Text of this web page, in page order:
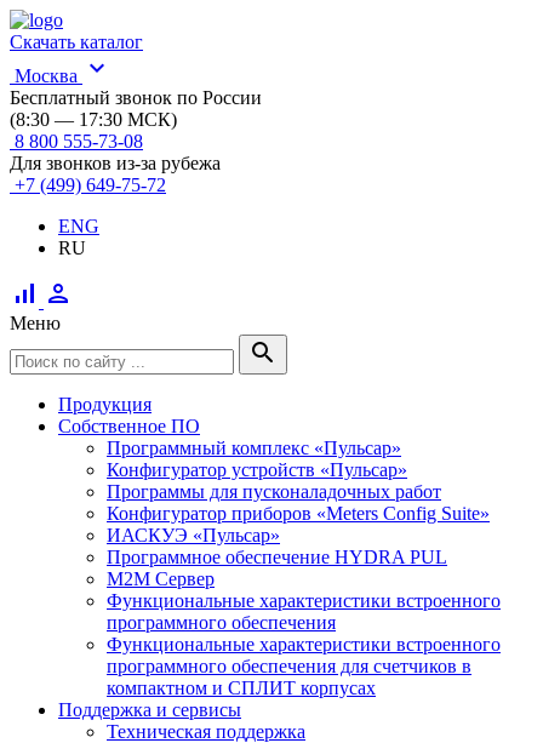
Скачать каталог
Москва
expand_more
Бесплатный звонок по России
(8:30 — 17:30 МСК)
8 800 555-73-08
Для звонков из-за рубежа
+7 (499) 649-75-72
ENG
RU
signal_cellular_alt person
Меню
search
Продукция
Собственное ПО
Программный комплекс «Пульсар»
Конфигуратор устройств «Пульсар»
Программы для пусконаладочных работ
Конфигуратор приборов «Meters Config Suite»
ИАСКУЭ «Пульсар»
Программное обеспечение HYDRA PUL
M2M Сервер
Функциональные характеристики встроенного
программного обеспечения
Функциональные характеристики встроенного
программного обеспечения для счетчиков в
компактном и СПЛИТ корпусах
Поддержка и сервисы
Техническая поддержка